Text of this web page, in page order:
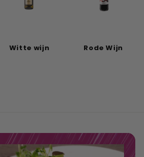
Witte wijn Rode Wijn